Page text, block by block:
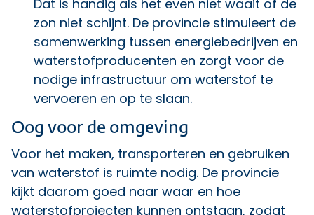
Dat is handig als het even niet waait of de
zon niet schijnt. De provincie stimuleert de
samenwerking tussen energiebedrijven en
waterstofproducenten en zorgt voor de
nodige infrastructuur om waterstof te
vervoeren en op te slaan.
Oog voor de omgeving
Voor het maken, transporteren en gebruiken
van waterstof is ruimte nodig. De provincie
kijkt daarom goed naar waar en hoe
waterstofprojecten kunnen ontstaan, zodat